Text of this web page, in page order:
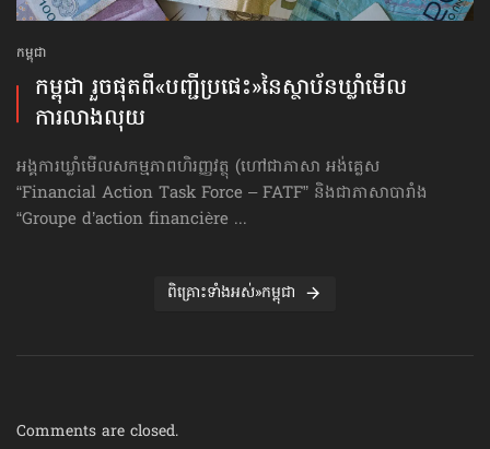
កម្ពុជា
កម្ពុជា រួចផុតពី«បញ្ជីប្រផេះ»​នៃស្ថាប័ន​ឃ្លាំមើល​
ការលាងលុយ
អង្គការឃ្លាំមើលសកម្មភាពហិរញ្ញវត្ថុ (ហៅ​ជា​ភាសា អង់គ្លេស
“Financial Action Task Force – FATF” និងជាភាសាបារាំង
“Groupe d’action financière ...
ពិគ្រោះទាំងអស់»កម្ពុជា
Comments are closed.